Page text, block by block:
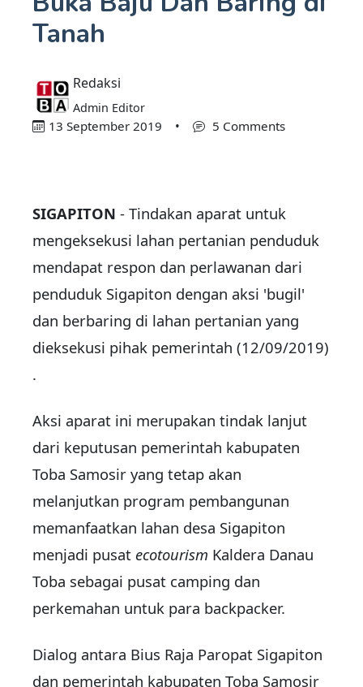
Tanah
Redaksi
Admin Editor
13 September 2019 • 5 Comments
SIGAPITON - Tindakan aparat untuk
mengeksekusi lahan pertanian penduduk
mendapat respon dan perlawanan dari
penduduk Sigapiton dengan aksi 'bugil'
dan berbaring di lahan pertanian yang
dieksekusi pihak pemerintah (12/09/2019)
.
Aksi aparat ini merupakan tindak lanjut
dari keputusan pemerintah kabupaten
Toba Samosir yang tetap akan
melanjutkan program pembangunan
memanfaatkan lahan desa Sigapiton
menjadi pusat ecotourism Kaldera Danau
Toba sebagai pusat camping dan
perkemahan untuk para backpacker.
Dialog antara Bius Raja Paropat Sigapiton
dan pemerintah kabupaten Toba Samosir